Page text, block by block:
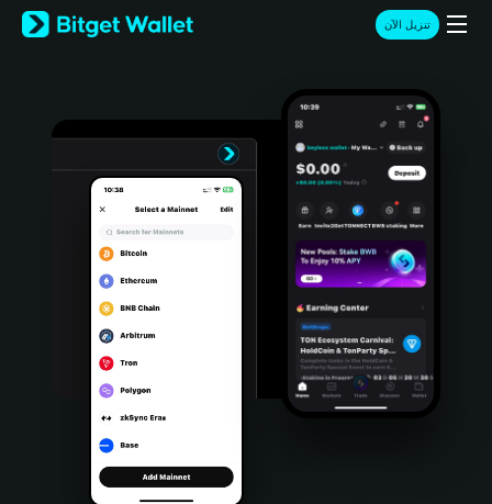
English
日本語
Türkçe
Português (Portugal)
Bahasa Indonesia
Português (Brasil)
Español (Argentina)
تنزيل الآن